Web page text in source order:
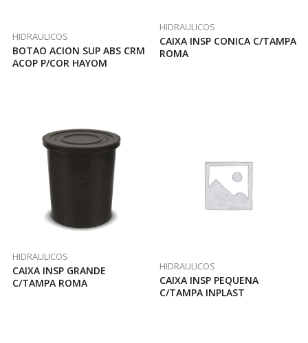
HIDRAULICOS
BOTAO ACION SUP ABS CRM
ACOP P/COR HAYOM
HIDRAULICOS
CAIXA INSP CONICA C/TAMPA
ROMA
HIDRAULICOS
CAIXA INSP GRANDE
C/TAMPA ROMA
HIDRAULICOS
CAIXA INSP PEQUENA
C/TAMPA INPLAST